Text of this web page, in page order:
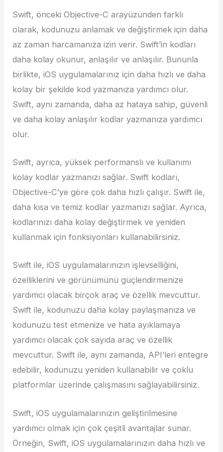
Swift, önceki Objective-C arayüzünden farklı
olarak, kodunuzu anlamak ve değiştirmek için daha
az zaman harcamanıza izin verir. Swift’in kodları
daha kolay okunur, anlaşılır ve anlaşılır. Bununla
birlikte, iOS uygulamalarınız için daha hızlı ve daha
kolay bir şekilde kod yazmanıza yardımcı olur.
Swift, aynı zamanda, daha az hataya sahip, güvenli
ve daha kolay anlaşılır kodlar yazmanıza yardımcı
olur.
Swift, ayrıca, yüksek performanslı ve kullanımı
kolay kodlar yazmanızı sağlar. Swift kodları,
Objective-C’ye göre çok daha hızlı çalışır. Swift ile,
daha kısa ve temiz kodlar yazmanızı sağlar. Ayrıca,
kodlarınızı daha kolay değiştirmek ve yeniden
kullanmak için fonksiyonları kullanabilirsiniz.
Swift ile, iOS uygulamalarınızın işlevselliğini,
özelliklerini ve görünümünü güçlendirmenize
yardımcı olacak birçok araç ve özellik mevcuttur.
Swift ile, kodunuzu daha kolay paylaşmanıza ve
kodunuzu test etmenize ve hata ayıklamaya
yardımcı olacak çok sayıda araç ve özellik
mevcuttur. Swift ile, aynı zamanda, API’leri entegre
edebilir, kodunuzu yeniden kullanabilir ve çoklu
platformlar üzerinde çalışmasını sağlayabilirsiniz.
Swift, iOS uygulamalarınızın geliştirilmesine
yardımcı olmak için çok çeşitli avantajlar sunar.
Örneğin, Swift, iOS uygulamalarınızın daha hızlı ve